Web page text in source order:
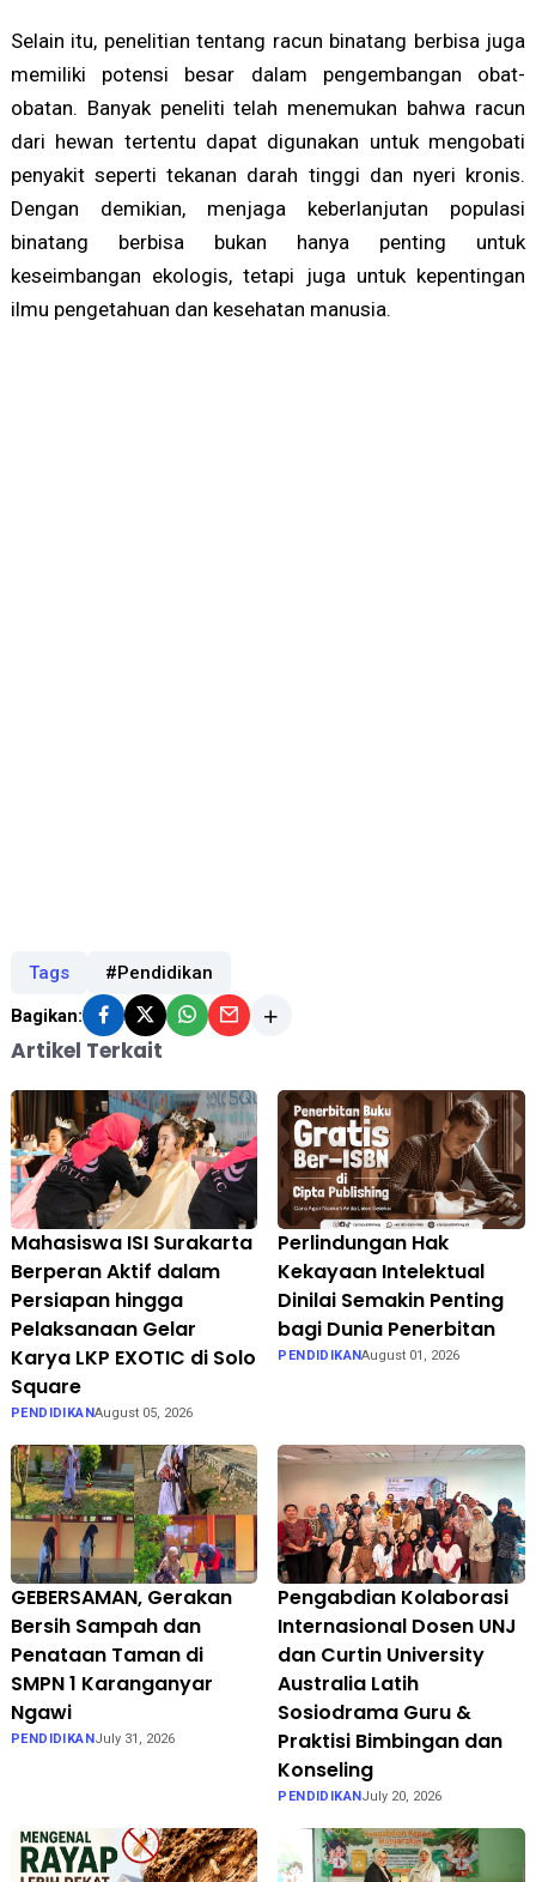
Selain itu, penelitian tentang racun binatang berbisa juga
memiliki potensi besar dalam pengembangan obat-
obatan. Banyak peneliti telah menemukan bahwa racun
dari hewan tertentu dapat digunakan untuk mengobati
penyakit seperti tekanan darah tinggi dan nyeri kronis.
Dengan demikian, menjaga keberlanjutan populasi
binatang berbisa bukan hanya penting untuk
keseimbangan ekologis, tetapi juga untuk kepentingan
ilmu pengetahuan dan kesehatan manusia.
Tags #Pendidikan
Bagikan:
Artikel Terkait
Mahasiswa ISI Surakarta
Berperan Aktif dalam
Persiapan hingga
Pelaksanaan Gelar
Karya LKP EXOTIC di Solo
Square
PENDIDIKANAugust 05, 2026
Perlindungan Hak
Kekayaan Intelektual
Dinilai Semakin Penting
bagi Dunia Penerbitan
PENDIDIKANAugust 01, 2026
GEBERSAMAN, Gerakan
Bersih Sampah dan
Penataan Taman di
SMPN 1 Karanganyar
Ngawi
PENDIDIKAN July 31, 2026
Pengabdian Kolaborasi
Internasional Dosen UNJ
dan Curtin University
Australia Latih
Sosiodrama Guru &
Praktisi Bimbingan dan
Konseling
PENDIDIKAN July 20, 2026